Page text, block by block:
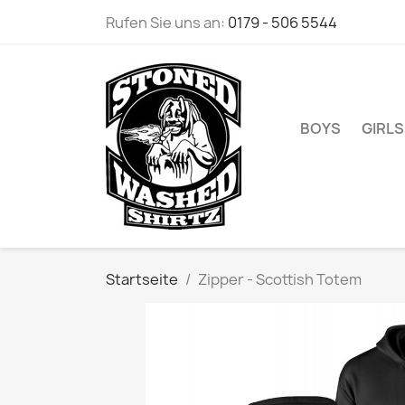
Rufen Sie uns an: 0179 - 506 5544
BOYS GIRLS
Startseite Zipper - Scottish Totem